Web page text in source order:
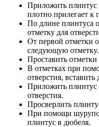
Приложить плинтус
плотно прилегает к
По длине плинтуса
отметку для
От первой отметки
следующую отметку.
Проставить
В отметках при
отверстия, вставить
Приложить плинтус
отверстия.
Просверлить
При помощи
плинтус в дюбеля.